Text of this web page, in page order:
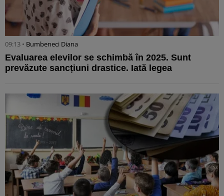
09:13 • Bumbeneci Diana
Evaluarea elevilor se schimbă în 2025. Sunt
prevăzute sancțiuni drastice. Iată legea